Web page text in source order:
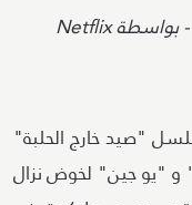
2 من مسلسل "صيد خارج الحلبة"
و "يو جين" لخوض نزال